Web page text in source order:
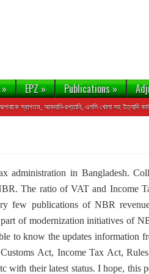
» EPZ» Publications»
আমদানি-রপ্তানি, এলসি খোলা সহ ইত্যাদি কার্যক্রমে
administration in Bangladesh.
The ratio of VAT and Income
few publications of NBR
of modernization initiatives of
to know the updates information
Act, Income Tax Act,
with their latest status. I hope, this